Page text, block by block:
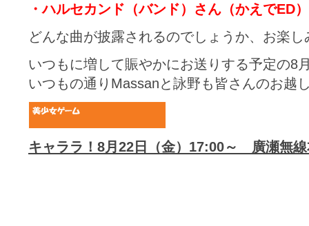
・ハルセカンド（バンド）さん（かえでED）
どんな曲が披露されるのでしょうか、お楽し
いつもに増して賑やかにお送りする予定の8
いつもの通りMassanと詠野も皆さんのお越
キャララ！8月22日（金）17:00～ 廣瀬無